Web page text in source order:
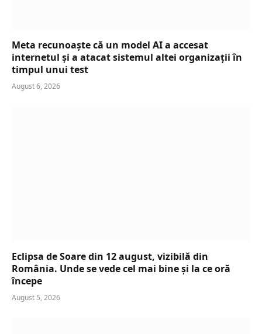
Meta recunoaște că un model AI a accesat
internetul și a atacat sistemul altei organizații în
timpul unui test
August 6, 2026
Eclipsa de Soare din 12 august, vizibilă din
România. Unde se vede cel mai bine și la ce oră
începe
August 5, 2026